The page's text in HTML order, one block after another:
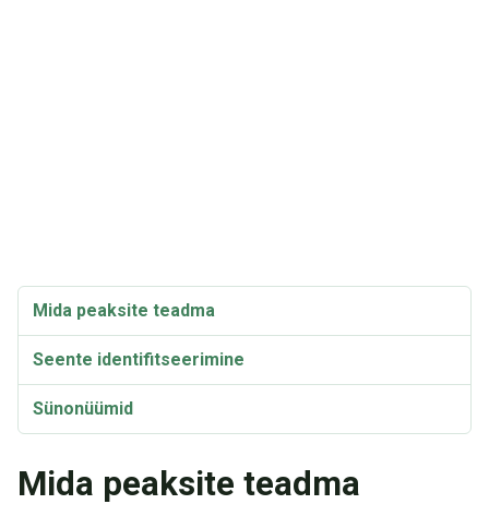
Mida peaksite teadma
Seente identifitseerimine
Sünonüümid
Mida peaksite teadma